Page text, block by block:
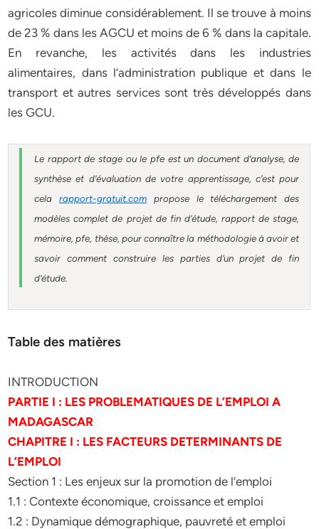
agricoles diminue considérablement. Il se trouve à moins
de 23 % dans les AGCU et moins de 6 % dans la capitale.
En revanche, les activités dans les industries
alimentaires, dans l’administration publique et dans le
transport et autres services sont très développés dans
les GCU.
Le rapport de stage ou le pfe est un document d’analyse, de
synthèse et d’évaluation de votre apprentissage, c’est pour
celarapport-gratuit.com propose le téléchargement des
modèles complet de projet de fin d’étude, rapport de stage,
mémoire, pfe, thèse, pour connaître la méthodologie à avoir et
savoir comment construire les parties d’un projet de fin
d’étude.
Table des matières
INTRODUCTION
PARTIE I : LES PROBLEMATIQUES DE L’EMPLOI A
MADAGASCAR
CHAPITRE I : LES FACTEURS DETERMINANTS DE
L’EMPLOI
Section 1 : Les enjeux sur la promotion de l’emploi
1.1 : Contexte économique, croissance et emploi
1.2 : Dynamique démographique, pauvreté et emploi